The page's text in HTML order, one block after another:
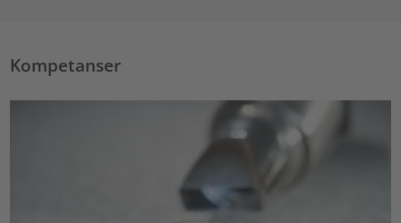
Kompetanser